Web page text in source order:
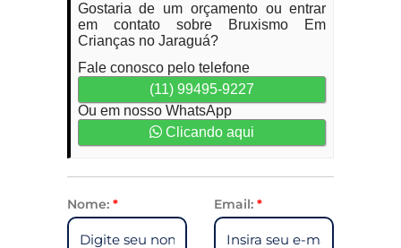
Gostaria de um orçamento ou entrar
em contato sobre Bruxismo Em
Crianças no Jaraguá?
Fale conosco pelo telefone
(11) 99495-9227
Ou em nosso WhatsApp
Clicando aqui
Nome: * Email: *